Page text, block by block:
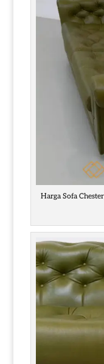
Harga Sofa